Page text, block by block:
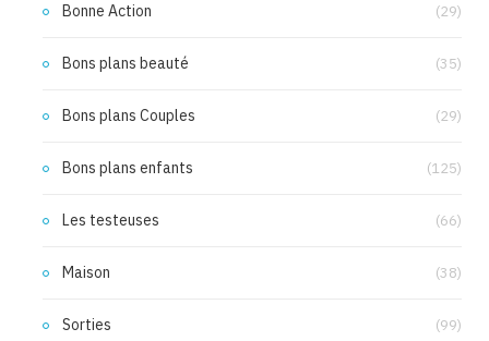
Bonne Action (29)
Bons plans beauté (35)
Bons plans Couples (29)
Bons plans enfants (125)
Les testeuses (66)
Maison (38)
Sorties (99)